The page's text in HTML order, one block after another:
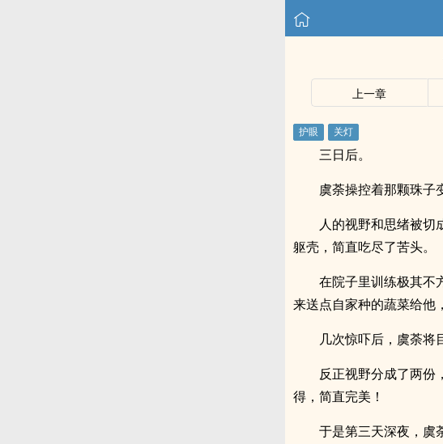
上一章
三日后。
虞荼操控着那颗珠子
人的视野和思绪被切
躯壳，简直吃尽了苦头。
在院子里训练极其不
来送点自家种的蔬菜给他
几次惊吓后，虞荼将
反正视野分成了两份
得，简直完美！
于是第三天深夜，虞